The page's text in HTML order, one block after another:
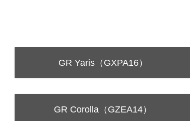
GR Yaris（GXPA16）
GR Corolla（GZEA14）